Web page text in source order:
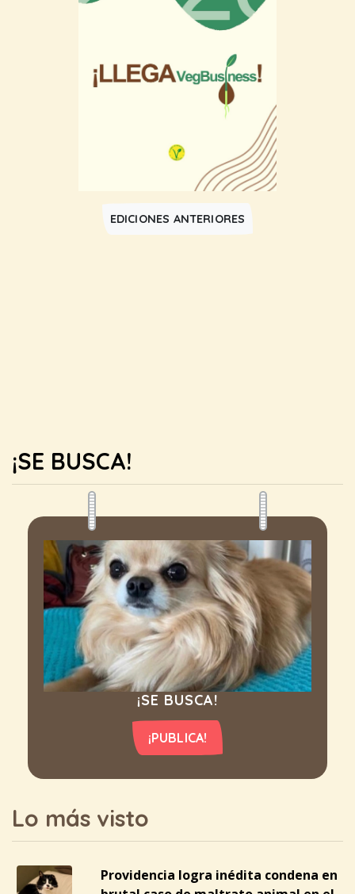
EDICIONES ANTERIORES
¡SE BUSCA!
¡SE BUSCA!
¡PUBLICA!
Lo más visto
Providencia logra inédita condena en